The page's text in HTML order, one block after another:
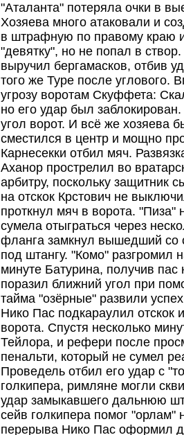
"Аталанта" потеряла очки в
Хозяева много атаковали и
в штрафную по правому
"девятку", но не попал в
выручил бергамасков, отбив
того же Туре после углового.
угрозу воротам Скуффета:
но его удар был
угол ворот. И всё же хозяева
сместился в центр и мощно
Карнесекки отбил мяч.
Аханор прострелил во
арбитру, поскольку защитник
на отскок Крстович не
проткнул мяч в ворота.
сумела отыграться через
фланга замкнул вышедший со
под штангу. "Комо" разгромил
минуте Батурина, получив
поразил ближний угол при
тайма "озёрные" развили
Нико Пас подкараулил отскок
ворота. Спустя несколько
Тейлора, и рефери после
пенальти, который не сумел
Проведель отбил его удар с
голкипера, римляне могли
удар замыкавшего дальнюю
сейв голкипера помог "орлам"
перерыва Нико Пас оформил